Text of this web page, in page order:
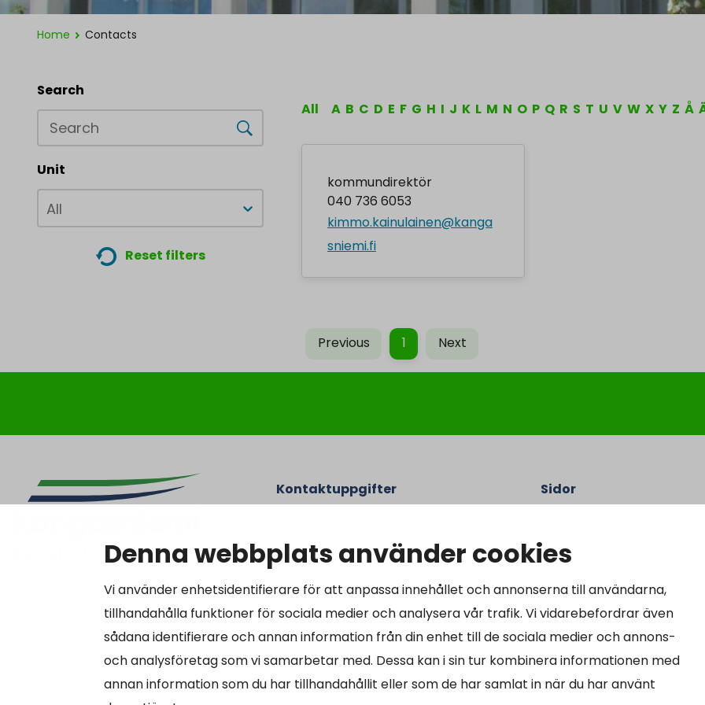
Denna webbplats använder cookies
Vi använder enhetsidentifierare för att anpassa innehållet och annonserna till användarna,
tillhandahålla funktioner för sociala medier och analysera vår trafik. Vi vidarebefordrar även
sådana identifierare och annan information från din enhet till de sociala medier och annons-
och analysföretag som vi samarbetar med. Dessa kan i sin tur kombinera informationen med
annan information som du har tillhandahållit eller som de har samlat in när du har använt
Home Contacts
Search
Unit
All
Reset filters
All A B C D E F G H I J K L M N O P Q R S T U V W X Y Z Å
kommundirektör
040 736 6053
kimmo.kainulainen@kanga
sniemi.fi
Previous 1 Next
Show my cookie settings
Kontaktuppgifter
Otto Mannisen tie 2
51200 Kangasniemi
Tel. 040 719 9370
Y-tunnus 0164690-3
Mån -fre 9-15.
Sidor
Stugor och turism